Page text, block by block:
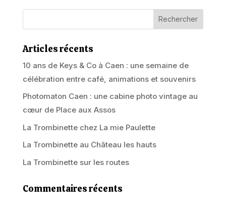
Articles récents
10 ans de Keys & Co à Caen : une semaine de
célébration entre café, animations et souvenirs
Photomaton Caen : une cabine photo vintage au
cœur de Place aux Assos
La Trombinette chez La mie Paulette
La Trombinette au Château les hauts
La Trombinette sur les routes
Commentaires récents